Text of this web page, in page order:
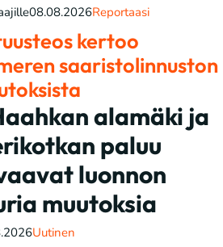
08.08.2026Reportaasi
kertoo
saaristolinnuston
alamäki ja
paluu
luonnon
muutoksia
Uutinen